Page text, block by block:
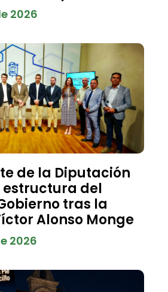
2026
de la Diputación
del
tras la
Alonso Monge
2026